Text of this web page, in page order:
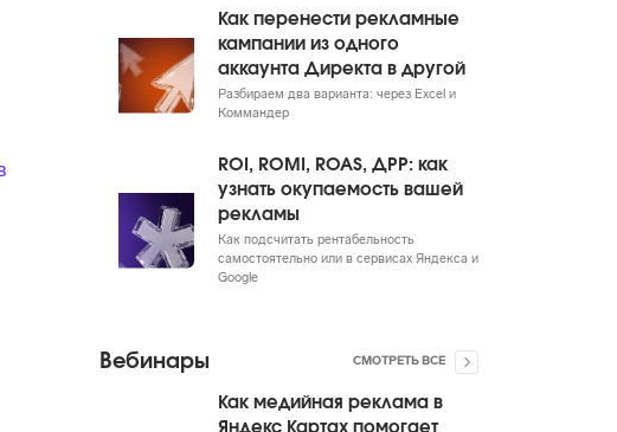
Как перенести рекламные
кампании из одного
аккаунта Директа в другой
Разбираем два варианта: через Excel и
Коммандер
ROI, ROMI, ROAS, ДРР: как
узнать окупаемость вашей
рекламы
Как подсчитать рентабельность
самостоятельно или в сервисах Яндекса и
Google
Вебинары СМОТРЕТЬ ВСЕ
Как медийная реклама в
Яндекс Картах помогает